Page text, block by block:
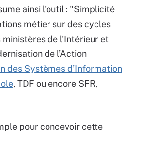
ainsi l'outil : "Simplicité
métier sur des cycles
de l'Intérieur et
de l’Action
des Systèmes d’Information
, TDF ou encore SFR,
pour concevoir cette